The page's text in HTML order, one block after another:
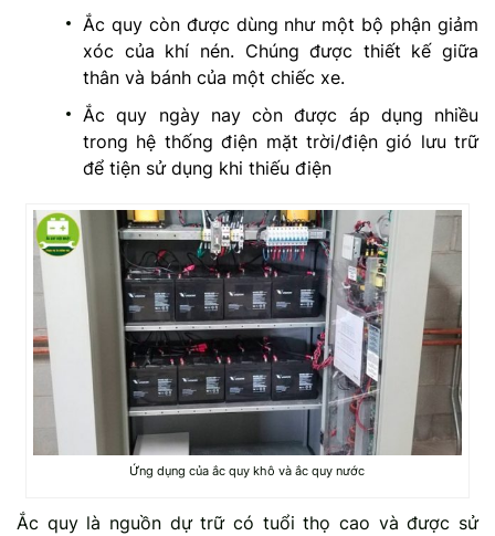
Ắc quy còn được dùng như một bộ phận giảm
xóc của khí nén. Chúng được thiết kế giữa
thân và bánh của một chiếc xe.
Ắc quy ngày nay còn được áp dụng nhiều
trong hệ thống điện mặt trời/điện gió lưu trữ
để tiện sử dụng khi thiếu điện
Ứng dụng của ắc quy khô và ắc quy nước
Ắc quy là nguồn dự trữ có tuổi thọ cao và được sử